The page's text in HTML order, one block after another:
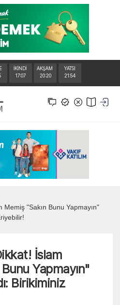
İKİNDİ
17:07
AKŞAM
20:20
YATSI
21:54
Memiş "Sakın Bunu Yapmayın"
İslam
Yapmayın"
Birikiminiz